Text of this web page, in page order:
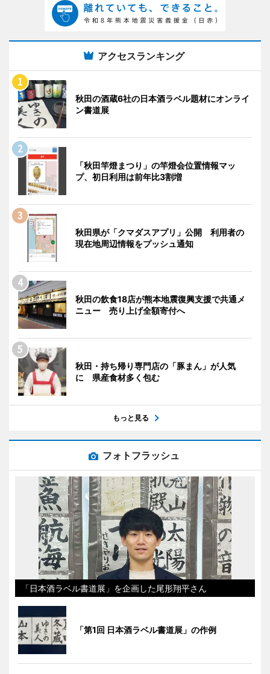
アクセスランキング
秋田の酒蔵6社の日本酒ラベル題材にオンライ
ン書道展
「秋田竿燈まつり」の竿燈会位置情報マッ
プ、初日利用は前年比3割増
秋田県が「クマダスアプリ」公開 利用者の
現在地周辺情報をプッシュ通知
秋田の飲食18店が熊本地震復興支援で共通メ
ニュー 売り上げ全額寄付へ
秋田・持ち帰り専門店の「豚まん」が人気
に 県産食材多く包む
もっと見る
フォトフラッシュ
「日本酒ラベル書道展」を企画した尾形翔平さん
「第1回 日本酒ラベル書道展」の作例